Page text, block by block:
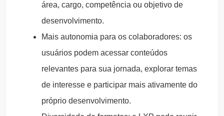
área, cargo, competência ou objetivo de
desenvolvimento.
Mais autonomia para os colaboradores: os
usuários podem acessar conteúdos
relevantes para sua jornada, explorar temas
de interesse e participar mais ativamente do
próprio desenvolvimento.